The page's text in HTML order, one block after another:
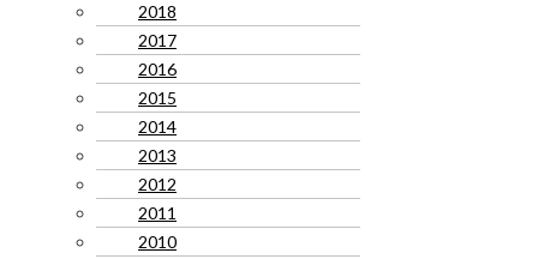
2018
2017
2016
2015
2014
2013
2012
2011
2010